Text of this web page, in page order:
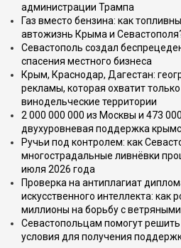
администрации Трампа
Газ вместо бензина: как
автожизнь Крыма и
Севастополь создал
спасения местного бизнеса
Крым, Краснодар, Дагестан:
рекламы, которая охватит
винодельческие территории
2 000 000 000 из Москвы и 473
двухуровневая поддержка
Ручьи под контролем: как
многострадальные ливнёвки
июля 2026 года
Проверка на антиплагиат
искусственного интеллекта: как
миллионы на борьбу с
Севастопольцам помогут
условия для получения